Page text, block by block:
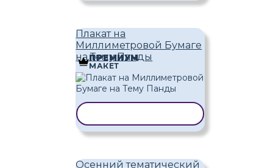
Плакат на
Миллиметровой Бумаге
на Тему Панды
ПРЕМИУМ
МАКЕТ
Осенний тематический